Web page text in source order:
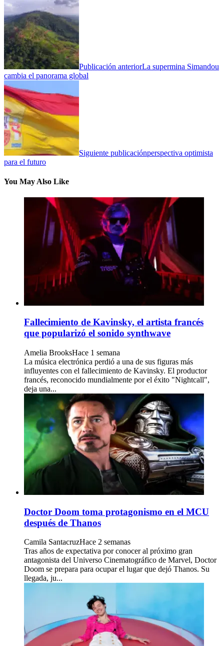
Publicación anteriorLa supermina Simandou
cambia el panorama global
Siguiente publicaciónperspectiva optimista
para el futuro
You May Also Like
Fallecimiento de Kavinsky, el artista francés
que popularizó el sonido synthwave
Amelia BrooksHace 1 semana
La música electrónica perdió a una de sus figuras más
influyentes con el fallecimiento de Kavinsky. El productor
francés, reconocido mundialmente por el éxito "Nightcall",
deja una...
Doctor Doom toma protagonismo en el MCU
después de Thanos
Camila SantacruzHace 2 semanas
Tras años de expectativa por conocer al próximo gran
antagonista del Universo Cinematográfico de Marvel, Doctor
Doom se prepara para ocupar el lugar que dejó Thanos. Su
llegada, ju...